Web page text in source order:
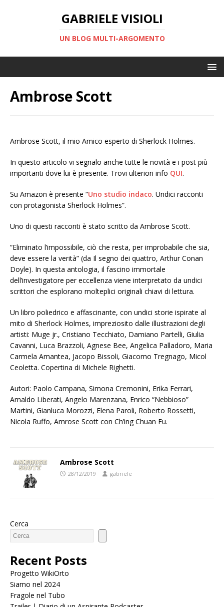
GABRIELE VISIOLI
UN BLOG MULTI-ARGOMENTO
Ambrose Scott
Ambrose Scott, il mio Amico esperto di Sherlock Holmes.
In questo articolo vi segnalo anche tutte le novità e i post più
importanti dove lui è presente. Trovi ulteriori info QUI.
Su Amazon è presente “Uno studio indaco. Undici racconti
con protagonista Sherlock Holmes”.
Uno di questi racconti è stato scritto da Ambrose Scott.
“Eliminato l’impossibile, ciò che resta, per improbabile che sia,
deve essere la verità” (da Il segno dei quattro, Arthur Conan
Doyle). In questa antologia, il fascino immortale
dell’investigatore per eccellenza viene interpretato da undici
scrittori che esplorano molteplici originali chiavi di lettura.
Un libro poliedrico e affascinante, con undici storie ispirate al
mito di Sherlock Holmes, impreziosito dalle illustrazioni degli
artisti: Muge jr., Cristiano Tecchiato, Damiano Partelli, Giulia
Cavanni, Luca Brazzoli, Agnese Bee, Angelica Palladoro, Maria
Carmela Amantea, Jacopo Bissoli, Giacomo Tregnago, Micol
Ceoletta. Copertina di Michele Righetti.
Autori: Paolo Campana, Simona Cremonini, Erika Ferrari,
Arnaldo Liberati, Angelo Marenzana, Enrico “Nebbioso”
Martini, Gianluca Morozzi, Elena Paroli, Roberto Rossetti,
Nicola Ruffo, Amrose Scott con Ch’ing Chuan Fu.
Ambrose Scott
28/12/2019 gabriele
Cerca
Recent Posts
Progetto WikiOrto
Siamo nel 2024
Fragole nel Tubo